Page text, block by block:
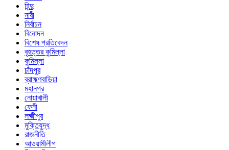
হিন্দু
নারী
নির্বাচন
বিনোদন
বিশেষ প্রতিবেদন
বৃহত্তর কুমিল্লা
কুমিল্লা
চাঁদপুর
ব্রাহ্মণবাড়িয়া
মহানগর
নোয়াখালী
ফেনী
লক্ষ্মীপুর
মুক্তিযুদ্ধ
রাজনীতি
আওয়ামীলীগ